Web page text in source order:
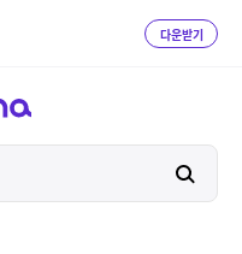
다운받기